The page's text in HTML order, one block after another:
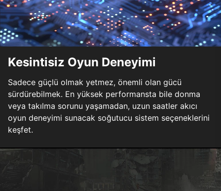
Kesintisiz Oyun Deneyimi
Sadece güçlü olmak yetmez, önemli olan gücü
sürdürebilmek. En yüksek performansta bile donma
veya takılma sorunu yaşamadan, uzun saatler akıcı
oyun deneyimi sunacak soğutucu sistem seçeneklerini
keşfet.